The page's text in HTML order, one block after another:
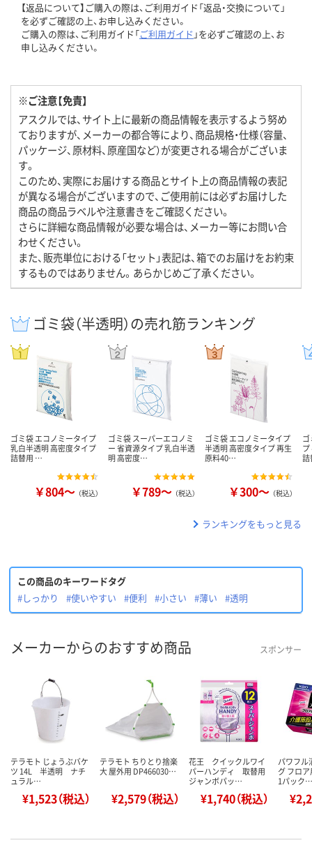
【返品について】ご購入の際は、ご利用ガイド「返品・交換について」
を必ずご確認の上、お申し込みください。
ご購入の際は、ご利用ガイド「ご利用ガイド 」を必ずご確認の上、お
申し込みください。
※ご注意【免責】
アスクルでは、サイト上に最新の商品情報を表示するよう努め
ておりますが、メーカーの都合等により、商品規格・仕様（容量、
パッケージ、原材料、原産国など）が変更される場合がございま
す。
このため、実際にお届けする商品とサイト上の商品情報の表記
が異なる場合がございますので、ご使用前には必ずお届けした
商品の商品ラベルや注意書きをご確認ください。
さらに詳細な商品情報が必要な場合は、メーカー等にお問い合
わせください。
また、販売単位における「セット」表記は、箱でのお届けをお約束
するものではありません。あらかじめご了承ください。
ゴミ袋（半透明）の売れ筋ランキング
ゴミ袋 エコノミータイプ
乳白半透明 高密度タイプ
詰替用 …
￥804～ （税込）
ゴミ袋 スーパーエコノミ
ー 省資源タイプ 乳白半透
明 高密度…
￥789～ （税込）
ゴミ袋 エコノミータイプ
半透明 高密度タイプ 再生
原料40…
￥300～ （税込）
ランキングをもっと見る
この商品のキーワードタグ
#しっかり
#使いやすい #便利 #小さい #薄い #透明
メーカーからのおすすめ商品 スポンサー
テラモト じょうぶバケ
ツ 14L 半透明 ナチ
ュラル…
¥1,523（税込）
テラモト ちりとり捨楽
大 屋外用 DP466030…
¥2,579（税込）
花王 クイックルワイ
パーハンディ 取替用
ジャンボパッ…
¥1,740（税込）
パワフル
グ フロ
1パック…